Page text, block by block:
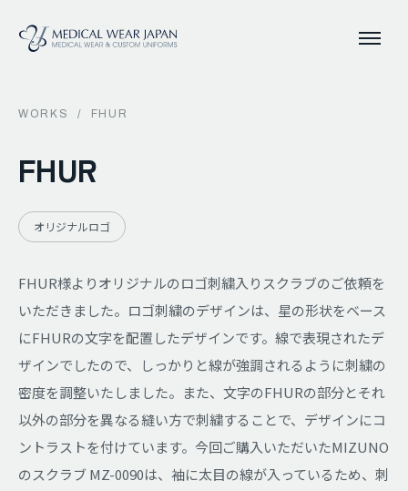
WORKS / FHUR
FHUR
オリジナルロゴ
FHUR様よりオリジナルのロゴ刺繍入りスクラブのご依頼を
いただきました。ロゴ刺繍のデザインは、星の形状をベース
にFHURの文字を配置したデザインです。線で表現されたデ
ザインでしたので、しっかりと線が強調されるように刺繍の
密度を調整いたしました。また、文字のFHURの部分とそれ
以外の部分を異なる縫い方で刺繍することで、デザインにコ
ントラストを付けています。今回ご購入いただいたMIZUNO
のスクラブ MZ-0090は、袖に太目の線が入っているため、刺